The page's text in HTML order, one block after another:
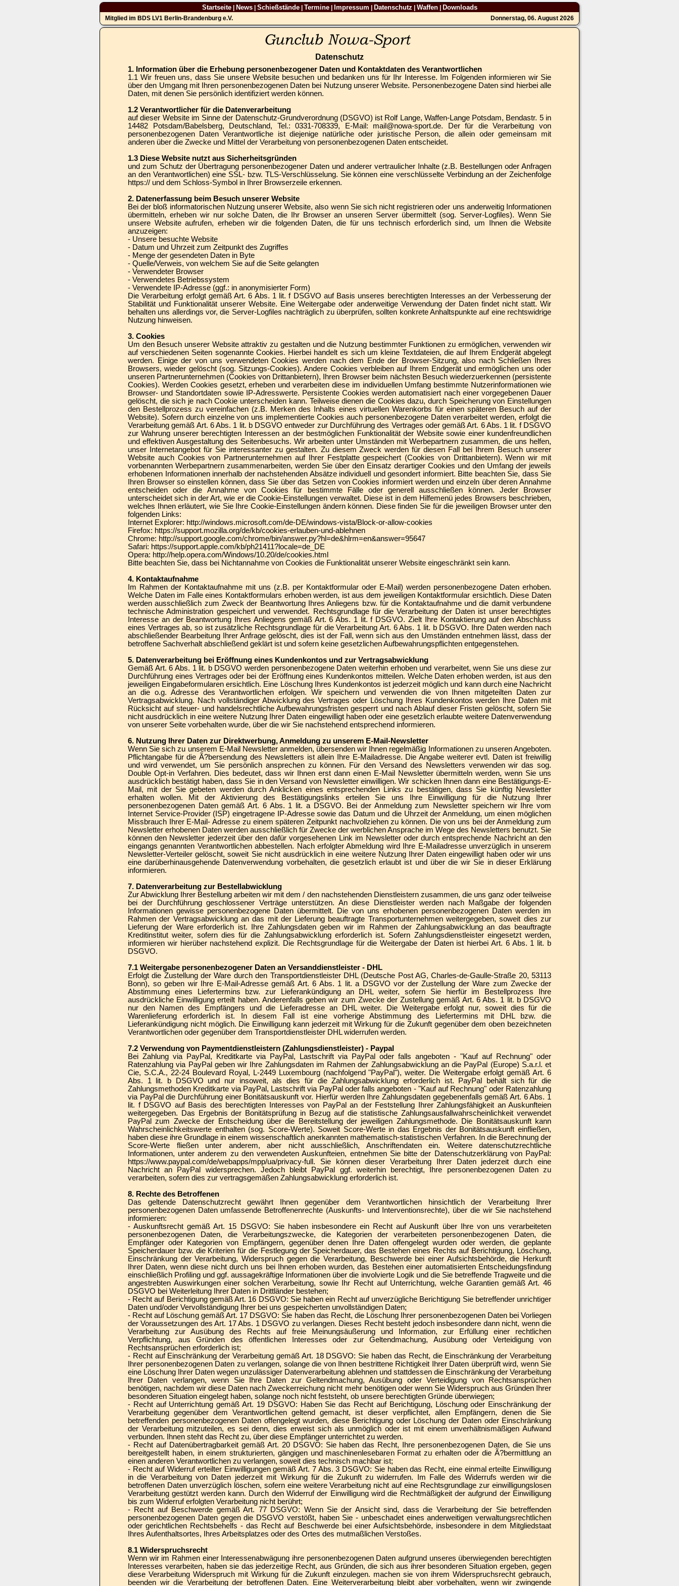
Startseite| News| Schießstände| Termine| Impressum Datenschutz Waffen| Downloads
Mitglied im BDS LV1 Berlin-Brandenburg e.V. Donnerstag, 06. August 2026
Datenschutz
1. Information über die Erhebung personenbezogener Daten und Kontaktdaten des Verantwortlichen
1.1 Wir freuen uns, dass Sie unsere Website besuchen und bedanken uns für Ihr Interesse. Im Folgenden informieren wir Sie
über den Umgang mit Ihren personenbezogenen Daten bei Nutzung unserer Website. Personenbezogene Daten sind hierbei alle
Daten, mit denen Sie persönlich identifiziert werden können.
1.2 Verantwortlicher für die Datenverarbeitung
auf dieser Website im Sinne der Datenschutz-Grundverordnung (DSGVO) ist Rolf Lange, Waffen-Lange Potsdam, Bendastr. 5 in
14482 Potsdam/Babelsberg, Deutschland, Tel.: 0331-708339, E-Mail: mail@nowa-sport.de. Der für die Verarbeitung von
personenbezogenen Daten Verantwortliche ist diejenige natürliche oder juristische Person, die allein oder gemeinsam mit
anderen über die Zwecke und Mittel der Verarbeitung von personenbezogenen Daten entscheidet.
1.3 Diese Website nutzt aus Sicherheitsgründen
und zum Schutz der Übertragung personenbezogener Daten und anderer vertraulicher Inhalte (z.B. Bestellungen oder Anfragen
an den Verantwortlichen) eine SSL- bzw. TLS-Verschlüsselung. Sie können eine verschlüsselte Verbindung an der Zeichenfolge
https:// und dem Schloss-Symbol in Ihrer Browserzeile erkennen.
2. Datenerfassung beim Besuch unserer Website
Bei der bloß informatorischen Nutzung unserer Website, also wenn Sie sich nicht registrieren oder uns anderweitig Informationen
übermitteln, erheben wir nur solche Daten, die Ihr Browser an unseren Server übermittelt (sog. Server-Logfiles). Wenn Sie
unsere Website aufrufen, erheben wir die folgenden Daten, die für uns technisch erforderlich sind, um Ihnen die Website
anzuzeigen:
- Unsere besuchte Website
- Datum und Uhrzeit zum Zeitpunkt des Zugriffes
- Menge der gesendeten Daten in Byte
- Quelle/Verweis, von welchem Sie auf die Seite gelangten
- Verwendeter Browser
- Verwendetes Betriebssystem
- Verwendete IP-Adresse (ggf.: in anonymisierter Form)
Die Verarbeitung erfolgt gemäß Art. 6 Abs. 1 lit. f DSGVO auf Basis unseres berechtigten Interesses an der Verbesserung der
Stabilität und Funktionalität unserer Website. Eine Weitergabe oder anderweitige Verwendung der Daten findet nicht statt. Wir
behalten uns allerdings vor, die Server-Logfiles nachträglich zu überprüfen, sollten konkrete Anhaltspunkte auf eine rechtswidrige
Nutzung hinweisen.
3. Cookies
Um den Besuch unserer Website attraktiv zu gestalten und die Nutzung bestimmter Funktionen zu ermöglichen, verwenden wir
auf verschiedenen Seiten sogenannte Cookies. Hierbei handelt es sich um kleine Textdateien, die auf Ihrem Endgerät abgelegt
werden. Einige der von uns verwendeten Cookies werden nach dem Ende der Browser-Sitzung, also nach Schließen Ihres
Browsers, wieder gelöscht (sog. Sitzungs-Cookies). Andere Cookies verbleiben auf Ihrem Endgerät und ermöglichen uns oder
unseren Partnerunternehmen (Cookies von Drittanbietern), Ihren Browser beim nächsten Besuch wiederzuerkennen (persistente
Cookies). Werden Cookies gesetzt, erheben und verarbeiten diese im individuellen Umfang bestimmte Nutzerinformationen wie
Browser- und Standortdaten sowie IP-Adresswerte. Persistente Cookies werden automatisiert nach einer vorgegebenen Dauer
gelöscht, die sich je nach Cookie unterscheiden kann. Teilweise dienen die Cookies dazu, durch Speicherung von Einstellungen
den Bestellprozess zu vereinfachen (z.B. Merken des Inhalts eines virtuellen Warenkorbs für einen späteren Besuch auf der
Website). Sofern durch einzelne von uns implementierte Cookies auch personenbezogene Daten verarbeitet werden, erfolgt die
Verarbeitung gemäß Art. 6 Abs. 1 lit. b DSGVO entweder zur Durchführung des Vertrages oder gemäß Art. 6 Abs. 1 lit. f DSGVO
zur Wahrung unserer berechtigten Interessen an der bestmöglichen Funktionalität der Website sowie einer kundenfreundlichen
und effektiven Ausgestaltung des Seitenbesuchs. Wir arbeiten unter Umständen mit Werbepartnern zusammen, die uns helfen,
unser Internetangebot für Sie interessanter zu gestalten. Zu diesem Zweck werden für diesen Fall bei Ihrem Besuch unserer
Website auch Cookies von Partnerunternehmen auf Ihrer Festplatte gespeichert (Cookies von Drittanbietern). Wenn wir mit
vorbenannten Werbepartnern zusammenarbeiten, werden Sie über den Einsatz derartiger Cookies und den Umfang der jeweils
erhobenen Informationen innerhalb der nachstehenden Absätze individuell und gesondert informiert. Bitte beachten Sie, dass Sie
Ihren Browser so einstellen können, dass Sie über das Setzen von Cookies informiert werden und einzeln über deren Annahme
entscheiden oder die Annahme von Cookies für bestimmte Fälle oder generell ausschließen können. Jeder Browser
unterscheidet sich in der Art, wie er die Cookie-Einstellungen verwaltet. Diese ist in dem Hilfemenü jedes Browsers beschrieben,
welches Ihnen erläutert, wie Sie Ihre Cookie-Einstellungen ändern können. Diese finden Sie für die jeweiligen Browser unter den
folgenden Links:
Internet Explorer: http://windows.microsoft.com/de-DE/windows-vista/Block-or-allow-cookies
Firefox: https://support.mozilla.org/de/kb/cookies-erlauben-und-ablehnen
Chrome: http://support.google.com/chrome/bin/answer.py?hl=de&hlrm=en&answer=95647
Safari: https://support.apple.com/kb/ph21411?locale=de_DE
Opera: http://help.opera.com/Windows/10.20/de/cookies.html
Bitte beachten Sie, dass bei Nichtannahme von Cookies die Funktionalität unserer Website eingeschränkt sein kann.
4. Kontaktaufnahme
Im Rahmen der Kontaktaufnahme mit uns (z.B. per Kontaktformular oder E-Mail) werden personenbezogene Daten erhoben.
Welche Daten im Falle eines Kontaktformulars erhoben werden, ist aus dem jeweiligen Kontaktformular ersichtlich. Diese Daten
werden ausschließlich zum Zweck der Beantwortung Ihres Anliegens bzw. für die Kontaktaufnahme und die damit verbundene
technische Administration gespeichert und verwendet. Rechtsgrundlage für die Verarbeitung der Daten ist unser berechtigtes
Interesse an der Beantwortung Ihres Anliegens gemäß Art. 6 Abs. 1 lit. f DSGVO. Zielt Ihre Kontaktierung auf den Abschluss
eines Vertrages ab, so ist zusätzliche Rechtsgrundlage für die Verarbeitung Art. 6 Abs. 1 lit. b DSGVO. Ihre Daten werden nach
abschließender Bearbeitung Ihrer Anfrage gelöscht, dies ist der Fall, wenn sich aus den Umständen entnehmen lässt, dass der
betroffene Sachverhalt abschließend geklärt ist und sofern keine gesetzlichen Aufbewahrungspflichten entgegenstehen.
5. Datenverarbeitung bei Eröffnung eines Kundenkontos und zur Vertragsabwicklung
Gemäß Art. 6 Abs. 1 lit. b DSGVO werden personenbezogene Daten weiterhin erhoben und verarbeitet, wenn Sie uns diese zur
Durchführung eines Vertrages oder bei der Eröffnung eines Kundenkontos mitteilen. Welche Daten erhoben werden, ist aus den
jeweiligen Eingabeformularen ersichtlich. Eine Löschung Ihres Kundenkontos ist jederzeit möglich und kann durch eine Nachricht
an die o.g. Adresse des Verantwortlichen erfolgen. Wir speichern und verwenden die von Ihnen mitgeteilten Daten zur
Vertragsabwicklung. Nach vollständiger Abwicklung des Vertrages oder Löschung Ihres Kundenkontos werden Ihre Daten mit
Rücksicht auf steuer- und handelsrechtliche Aufbewahrungsfristen gesperrt und nach Ablauf dieser Fristen gelöscht, sofern Sie
nicht ausdrücklich in eine weitere Nutzung Ihrer Daten eingewilligt haben oder eine gesetzlich erlaubte weitere Datenverwendung
von unserer Seite vorbehalten wurde, über die wir Sie nachstehend entsprechend informieren.
6. Nutzung Ihrer Daten zur Direktwerbung, Anmeldung zu unserem E-Mail-Newsletter
Wenn Sie sich zu unserem E-Mail Newsletter anmelden, übersenden wir Ihnen regelmäßig Informationen zu unseren Angeboten.
Pflichtangabe für die Ã?bersendung des Newsletters ist allein Ihre E-Mailadresse. Die Angabe weiterer evtl. Daten ist freiwillig
und wird verwendet, um Sie persönlich ansprechen zu können. Für den Versand des Newsletters verwenden wir das sog.
Double Opt-in Verfahren. Dies bedeutet, dass wir Ihnen erst dann einen E-Mail Newsletter übermitteln werden, wenn Sie uns
ausdrücklich bestätigt haben, dass Sie in den Versand von Newsletter einwilligen. Wir schicken Ihnen dann eine Bestätigungs-E-
Mail, mit der Sie gebeten werden durch Anklicken eines entsprechenden Links zu bestätigen, dass Sie künftig Newsletter
erhalten wollen. Mit der Aktivierung des Bestätigungslinks erteilen Sie uns Ihre Einwilligung für die Nutzung Ihrer
personenbezogenen Daten gemäß Art. 6 Abs. 1 lit. a DSGVO. Bei der Anmeldung zum Newsletter speichern wir Ihre vom
Internet Service-Provider (ISP) eingetragene IP-Adresse sowie das Datum und die Uhrzeit der Anmeldung, um einen möglichen
Missbrauch Ihrer E-Mail- Adresse zu einem späteren Zeitpunkt nachvollziehen zu können. Die von uns bei der Anmeldung zum
Newsletter erhobenen Daten werden ausschließlich für Zwecke der werblichen Ansprache im Wege des Newsletters benutzt. Sie
können den Newsletter jederzeit über den dafür vorgesehenen Link im Newsletter oder durch entsprechende Nachricht an den
eingangs genannten Verantwortlichen abbestellen. Nach erfolgter Abmeldung wird Ihre E-Mailadresse unverzüglich in unserem
Newsletter-Verteiler gelöscht, soweit Sie nicht ausdrücklich in eine weitere Nutzung Ihrer Daten eingewilligt haben oder wir uns
eine darüberhinausgehende Datenverwendung vorbehalten, die gesetzlich erlaubt ist und über die wir Sie in dieser Erklärung
informieren.
7. Datenverarbeitung zur Bestellabwicklung
Zur Abwicklung Ihrer Bestellung arbeiten wir mit dem / den nachstehenden Dienstleistern zusammen, die uns ganz oder teilweise
bei der Durchführung geschlossener Verträge unterstützen. An diese Dienstleister werden nach Maßgabe der folgenden
Informationen gewisse personenbezogene Daten übermittelt. Die von uns erhobenen personenbezogenen Daten werden im
Rahmen der Vertragsabwicklung an das mit der Lieferung beauftragte Transportunternehmen weitergegeben, soweit dies zur
Lieferung der Ware erforderlich ist. Ihre Zahlungsdaten geben wir im Rahmen der Zahlungsabwicklung an das beauftragte
Kreditinstitut weiter, sofern dies für die Zahlungsabwicklung erforderlich ist. Sofern Zahlungsdienstleister eingesetzt werden,
informieren wir hierüber nachstehend explizit. Die Rechtsgrundlage für die Weitergabe der Daten ist hierbei Art. 6 Abs. 1 lit. b
DSGVO.
7.1 Weitergabe personenbezogener Daten an Versanddienstleister - DHL
Erfolgt die Zustellung der Ware durch den Transportdienstleister DHL (Deutsche Post AG, Charles-de-Gaulle-Straße 20, 53113
Bonn), so geben wir Ihre E-Mail-Adresse gemäß Art. 6 Abs. 1 lit. a DSGVO vor der Zustellung der Ware zum Zwecke der
Abstimmung eines Liefertermins bzw. zur Lieferankündigung an DHL weiter, sofern Sie hierfür im Bestellprozess Ihre
ausdrückliche Einwilligung erteilt haben. Anderenfalls geben wir zum Zwecke der Zustellung gemäß Art. 6 Abs. 1 lit. b DSGVO
nur den Namen des Empfängers und die Lieferadresse an DHL weiter. Die Weitergabe erfolgt nur, soweit dies für die
Warenlieferung erforderlich ist. In diesem Fall ist eine vorherige Abstimmung des Liefertermins mit DHL bzw. die
Lieferankündigung nicht möglich. Die Einwilligung kann jederzeit mit Wirkung für die Zukunft gegenüber dem oben bezeichneten
Verantwortlichen oder gegenüber dem Transportdienstleister DHL widerrufen werden.
7.2 Verwendung von Paymentdienstleistern (Zahlungsdienstleister) - Paypal
Bei Zahlung via PayPal, Kreditkarte via PayPal, Lastschrift via PayPal oder falls angeboten - "Kauf auf Rechnung" oder
Ratenzahlung via PayPal geben wir Ihre Zahlungsdaten im Rahmen der Zahlungsabwicklung an die PayPal (Europe) S.a.r.l. et
Cie, S.C.A., 22-24 Boulevard Royal, L-2449 Luxembourg (nachfolgend "PayPal"), weiter. Die Weitergabe erfolgt gemäß Art. 6
Abs. 1 lit. b DSGVO und nur insoweit, als dies für die Zahlungsabwicklung erforderlich ist. PayPal behält sich für die
Zahlungsmethoden Kreditkarte via PayPal, Lastschrift via PayPal oder falls angeboten - "Kauf auf Rechnung" oder Ratenzahlung
via PayPal die Durchführung einer Bonitätsauskunft vor. Hierfür werden Ihre Zahlungsdaten gegebenenfalls gemäß Art. 6 Abs. 1
lit. f DSGVO auf Basis des berechtigten Interesses von PayPal an der Feststellung Ihrer Zahlungsfähigkeit an Auskunfteien
weitergegeben. Das Ergebnis der Bonitätsprüfung in Bezug auf die statistische Zahlungsausfallwahrscheinlichkeit verwendet
PayPal zum Zwecke der Entscheidung über die Bereitstellung der jeweiligen Zahlungsmethode. Die Bonitätsauskunft kann
Wahrscheinlichkeitswerte enthalten (sog. Score-Werte). Soweit Score-Werte in das Ergebnis der Bonitätsauskunft einfließen,
haben diese ihre Grundlage in einem wissenschaftlich anerkannten mathematisch-statistischen Verfahren. In die Berechnung der
Score-Werte fließen unter anderem, aber nicht ausschließlich, Anschriftendaten ein. Weitere datenschutzrechtliche
Informationen, unter anderem zu den verwendeten Auskunfteien, entnehmen Sie bitte der Datenschutzerklärung von PayPal:
https://www.paypal.com/de/webapps/mpp/ua/privacy-full. Sie können dieser Verarbeitung Ihrer Daten jederzeit durch eine
Nachricht an PayPal widersprechen. Jedoch bleibt PayPal ggf. weiterhin berechtigt, Ihre personenbezogenen Daten zu
verarbeiten, sofern dies zur vertragsgemäßen Zahlungsabwicklung erforderlich ist.
8. Rechte des Betroffenen
Das geltende Datenschutzrecht gewährt Ihnen gegenüber dem Verantwortlichen hinsichtlich der Verarbeitung Ihrer
personenbezogenen Daten umfassende Betroffenenrechte (Auskunfts- und Interventionsrechte), über die wir Sie nachstehend
informieren:
- Auskunftsrecht gemäß Art. 15 DSGVO: Sie haben insbesondere ein Recht auf Auskunft über Ihre von uns verarbeiteten
personenbezogenen Daten, die Verarbeitungszwecke, die Kategorien der verarbeiteten personenbezogenen Daten, die
Empfänger oder Kategorien von Empfängern, gegenüber denen Ihre Daten offengelegt wurden oder werden, die geplante
Speicherdauer bzw. die Kriterien für die Festlegung der Speicherdauer, das Bestehen eines Rechts auf Berichtigung, Löschung,
Einschränkung der Verarbeitung, Widerspruch gegen die Verarbeitung, Beschwerde bei einer Aufsichtsbehörde, die Herkunft
Ihrer Daten, wenn diese nicht durch uns bei Ihnen erhoben wurden, das Bestehen einer automatisierten Entscheidungsfindung
einschließlich Profiling und ggf. aussagekräftige Informationen über die involvierte Logik und die Sie betreffende Tragweite und die
angestrebten Auswirkungen einer solchen Verarbeitung, sowie Ihr Recht auf Unterrichtung, welche Garantien gemäß Art. 46
DSGVO bei Weiterleitung Ihrer Daten in Drittländer bestehen;
- Recht auf Berichtigung gemäß Art. 16 DSGVO: Sie haben ein Recht auf unverzügliche Berichtigung Sie betreffender unrichtiger
Daten und/oder Vervollständigung Ihrer bei uns gespeicherten unvollständigen Daten;
- Recht auf Löschung gemäß Art. 17 DSGVO: Sie haben das Recht, die Löschung Ihrer personenbezogenen Daten bei Vorliegen
der Voraussetzungen des Art. 17 Abs. 1 DSGVO zu verlangen. Dieses Recht besteht jedoch insbesondere dann nicht, wenn die
Verarbeitung zur Ausübung des Rechts auf freie Meinungsäußerung und Information, zur Erfüllung einer rechtlichen
Verpflichtung, aus Gründen des öffentlichen Interesses oder zur Geltendmachung, Ausübung oder Verteidigung von
Rechtsansprüchen erforderlich ist;
- Recht auf Einschränkung der Verarbeitung gemäß Art. 18 DSGVO: Sie haben das Recht, die Einschränkung der Verarbeitung
Ihrer personenbezogenen Daten zu verlangen, solange die von Ihnen bestrittene Richtigkeit Ihrer Daten überprüft wird, wenn Sie
eine Löschung Ihrer Daten wegen unzulässiger Datenverarbeitung ablehnen und stattdessen die Einschränkung der Verarbeitung
Ihrer Daten verlangen, wenn Sie Ihre Daten zur Geltendmachung, Ausübung oder Verteidigung von Rechtsansprüchen
benötigen, nachdem wir diese Daten nach Zweckerreichung nicht mehr benötigen oder wenn Sie Widerspruch aus Gründen Ihrer
besonderen Situation eingelegt haben, solange noch nicht feststeht, ob unsere berechtigten Gründe überwiegen;
- Recht auf Unterrichtung gemäß Art. 19 DSGVO: Haben Sie das Recht auf Berichtigung, Löschung oder Einschränkung der
Verarbeitung gegenüber dem Verantwortlichen geltend gemacht, ist dieser verpflichtet, allen Empfängern, denen die Sie
betreffenden personenbezogenen Daten offengelegt wurden, diese Berichtigung oder Löschung der Daten oder Einschränkung
der Verarbeitung mitzuteilen, es sei denn, dies erweist sich als unmöglich oder ist mit einem unverhältnismäßigen Aufwand
verbunden. Ihnen steht das Recht zu, über diese Empfänger unterrichtet zu werden.
- Recht auf Datenübertragbarkeit gemäß Art. 20 DSGVO: Sie haben das Recht, Ihre personenbezogenen Daten, die Sie uns
bereitgestellt haben, in einem strukturierten, gängigen und maschinenlesebaren Format zu erhalten oder die Ã?bermittlung an
einen anderen Verantwortlichen zu verlangen, soweit dies technisch machbar ist;
- Recht auf Widerruf erteilter Einwilligungen gemäß Art. 7 Abs. 3 DSGVO: Sie haben das Recht, eine einmal erteilte Einwilligung
in die Verarbeitung von Daten jederzeit mit Wirkung für die Zukunft zu widerrufen. Im Falle des Widerrufs werden wir die
betroffenen Daten unverzüglich löschen, sofern eine weitere Verarbeitung nicht auf eine Rechtsgrundlage zur einwilligungslosen
Verarbeitung gestützt werden kann. Durch den Widerruf der Einwilligung wird die Rechtmäßigkeit der aufgrund der Einwilligung
bis zum Widerruf erfolgten Verarbeitung nicht berührt;
- Recht auf Beschwerde gemäß Art. 77 DSGVO: Wenn Sie der Ansicht sind, dass die Verarbeitung der Sie betreffenden
personenbezogenen Daten gegen die DSGVO verstößt, haben Sie - unbeschadet eines anderweitigen verwaltungsrechtlichen
oder gerichtlichen Rechtsbehelfs - das Recht auf Beschwerde bei einer Aufsichtsbehörde, insbesondere in dem Mitgliedstaat
Ihres Aufenthaltsortes, Ihres Arbeitsplatzes oder des Ortes des mutmaßlichen Verstoßes.
8.1 Widerspruchsrecht
Wenn wir im Rahmen einer Interessenabwägung ihre personenbezogenen Daten aufgrund unseres überwiegenden berechtigten
Interesses verarbeiten, haben sie das jederzeitige Recht, aus Gründen, die sich aus ihrer besonderen Situation ergeben, gegen
diese Verarbeitung Widerspruch mit Wirkung für die Zukunft einzulegen. machen sie von ihrem Widerspruchsrecht gebrauch,
beenden wir die Verarbeitung der betroffenen Daten. Eine Weiterverarbeitung bleibt aber vorbehalten, wenn wir zwingende